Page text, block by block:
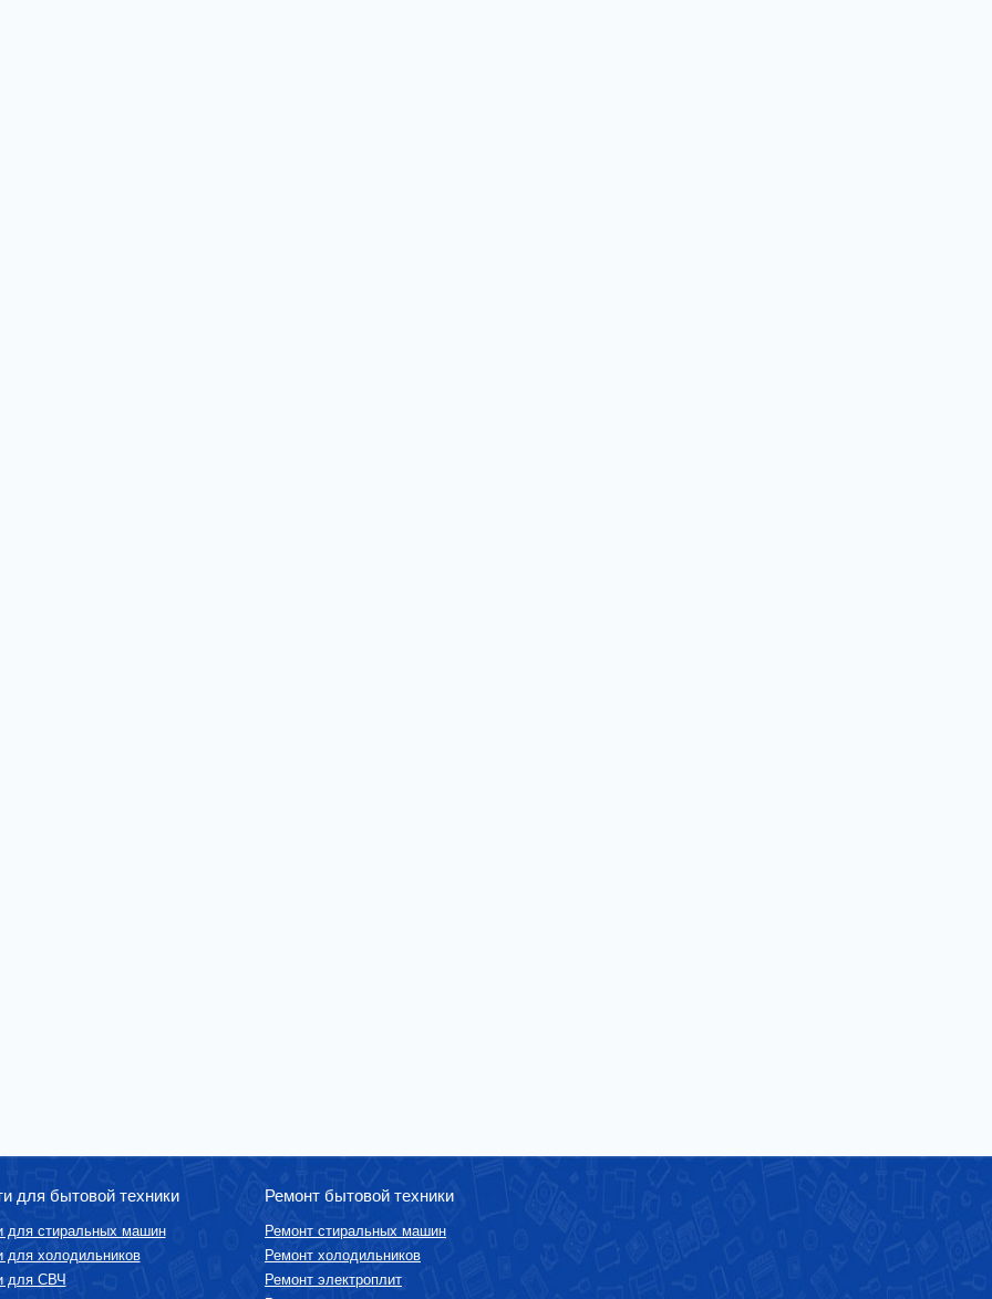
для бытовой техники
для стиральных машин
для холодильников
для СВЧ
Ремонт бытовой техники
Ремонт стиральных машин
Ремонт холодильников
Ремонт электроплит